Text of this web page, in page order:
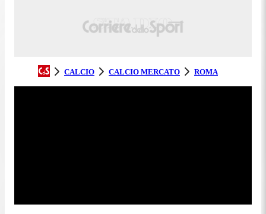
CALCIO CALCIO MERCATO ROMA